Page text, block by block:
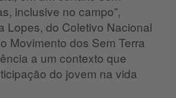
inclusive no campo”,
Lopes, do Coletivo Nacional
Movimento dos Sem Terra
a um contexto que
do jovem na vida